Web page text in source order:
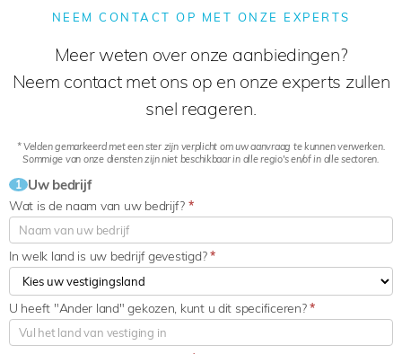
NEEM CONTACT OP MET ONZE EXPERTS
Meer weten over onze aanbiedingen?
Neem contact met ons op en onze experts zullen
snel reageren.
* Velden gemarkeerd met een ster zijn verplicht om uw aanvraag te kunnen verwerken.
Sommige van onze diensten zijn niet beschikbaar in alle regio's en/of in alle sectoren.
1 Uw bedrijf
Wat is de naam van uw bedrijf? *
In welk land is uw bedrijf gevestigd?*
U heeft "Ander land" gekozen, kunt u dit specificeren?*